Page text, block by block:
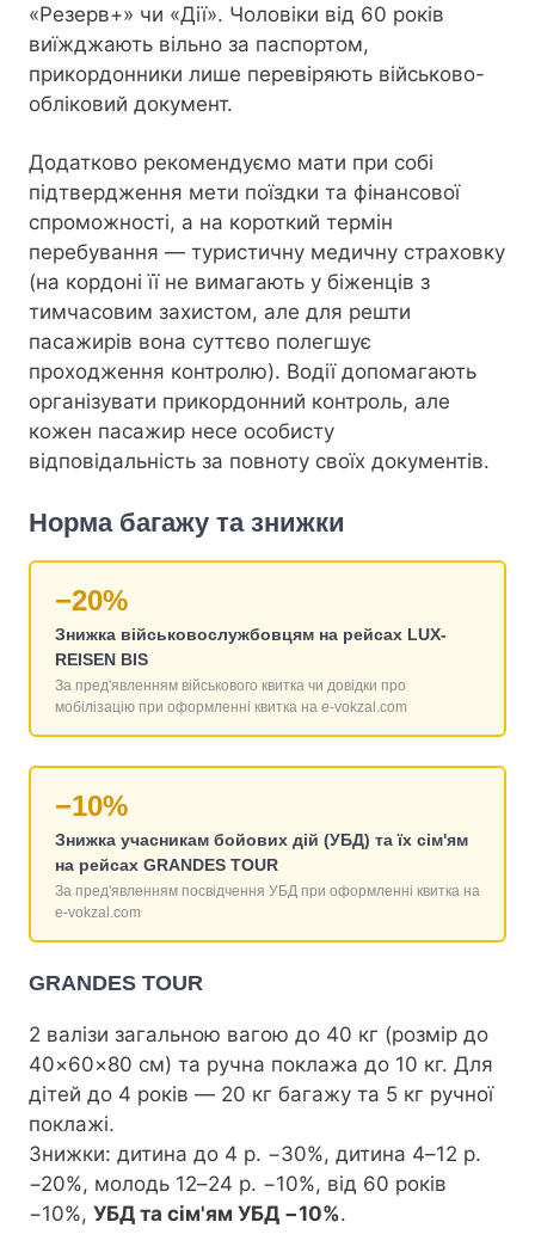
«Резерв+» чи «Дії». Чоловіки від 60 років
виїжджають вільно за паспортом,
прикордонники лише перевіряють військово-
обліковий документ.
Додатково рекомендуємо мати при собі
підтвердження мети поїздки та фінансової
спроможності, а на короткий термін
перебування — туристичну медичну страховку
(на кордоні її не вимагають у біженців з
тимчасовим захистом, але для решти
пасажирів вона суттєво полегшує
проходження контролю). Водії допомагають
організувати прикордонний контроль, але
кожен пасажир несе особисту
відповідальність за повноту своїх документів.
Норма багажу та знижки
−20%
Знижка військовослужбовцям на рейсах LUX-
REISEN BIS
За пред'явленням військового квитка чи довідки про
мобілізацію при оформленні квитка на e-vokzal.com
−10%
Знижка учасникам бойових дій (УБД) та їх сім'ям
на рейсах GRANDES TOUR
За пред'явленням посвідчення УБД при оформленні квитка на
e-vokzal.com
GRANDES TOUR
2 валізи загальною вагою до 40 кг (розмір до
40×60×80 см) та ручна поклажа до 10 кг. Для
дітей до 4 років — 20 кг багажу та 5 кг ручної
поклажі.
Знижки: дитина до 4 р. −30%, дитина 4–12 р.
−20%, молодь 12–24 р. −10%, від 60 років
−10%, УБД та сім'ям УБД −10%.